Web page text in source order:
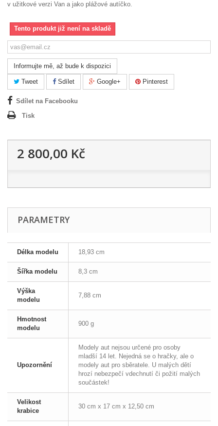
v užitkové verzi Van a jako plážové autíčko.
Tento produkt již není na skladě
Informujte mě, až bude k dispozici
Tweet Sdílet Google+ Pinterest
Sdílet na Facebooku
Tisk
2 800,00 Kč
PARAMETRY
Délka modelu 18,93 cm
Šířka modelu 8,3 cm
Výška
modelu
7,88 cm
Hmotnost
modelu
900 g
Upozornění
Modely aut nejsou určené pro osoby
mladší 14 let. Nejedná se o hračky, ale o
modely aut pro sběratele. U malých dětí
hrozí nebezpečí vdechnutí či požití malých
součástek!
Velikost
krabice
30 cm x 17 cm x 12,50 cm